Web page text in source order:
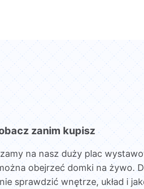
zanim kupisz
na nasz duży plac
obejrzeć domki na żywo.
sprawdzić wnętrze, układ i